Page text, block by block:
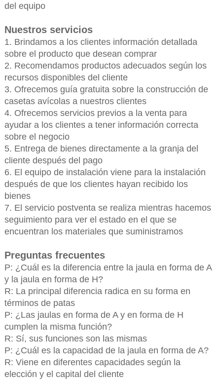
del equipo
Nuestros servicios
1. Brindamos a los clientes información detallada
sobre el producto que desean comprar
2. Recomendamos productos adecuados según los
recursos disponibles del cliente
3. Ofrecemos guía gratuita sobre la construcción de
casetas avícolas a nuestros clientes
4. Ofrecemos servicios previos a la venta para
ayudar a los clientes a tener información correcta
sobre el negocio
5. Entrega de bienes directamente a la granja del
cliente después del pago
6. El equipo de instalación viene para la instalación
después de que los clientes hayan recibido los
bienes
7. El servicio postventa se realiza mientras hacemos
seguimiento para ver el estado en el que se
encuentran los materiales que suministramos
Preguntas frecuentes
P: ¿Cuál es la diferencia entre la jaula en forma de A
y la jaula en forma de H?
R: La principal diferencia radica en su forma en
términos de patas
P: ¿Las jaulas en forma de A y en forma de H
cumplen la misma función?
R: Sí, sus funciones son las mismas
P: ¿Cuál es la capacidad de la jaula en forma de A?
R: Viene en diferentes capacidades según la
elección y el capital del cliente